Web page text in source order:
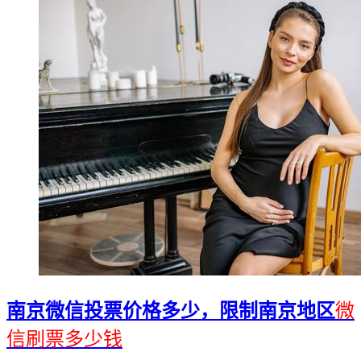
南京微信投票价格多少，限制南京地区微
信刷票多少钱